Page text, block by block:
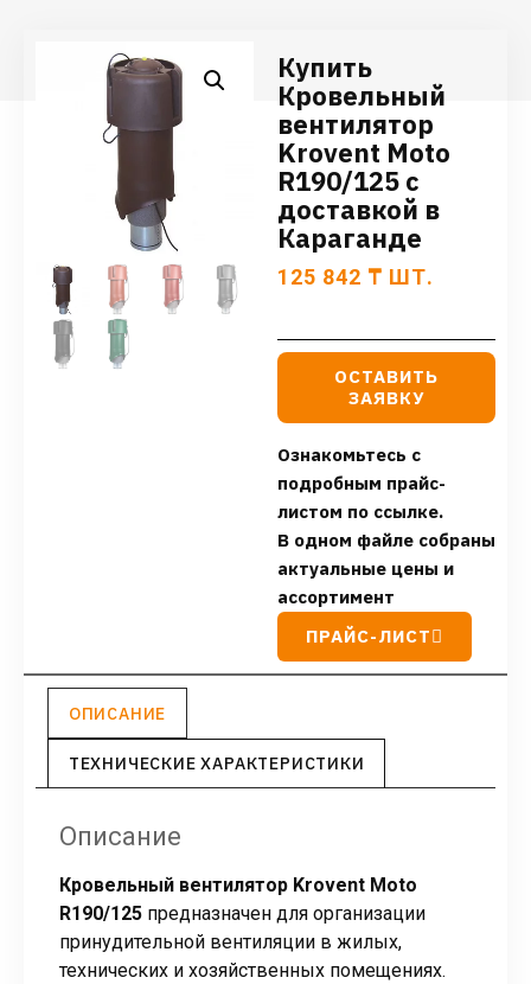
Купить
Кровельный
вентилятор
Krovent Moto
R190/125 с
доставкой в
Караганде
125 842 ₸ ШТ.
ОСТАВИТЬ
ЗАЯВКУ
Ознакомьтесь с
подробным прайс-
листом по ссылке.
В одном файле собраны
актуальные цены и
ассортимент
ПРАЙС-ЛИСТ
ОПИСАНИЕ
ТЕХНИЧЕСКИЕ ХАРАКТЕРИСТИКИ
Описание
Кровельный вентилятор Krovent Moto
R190/125 предназначен для организации
принудительной вентиляции в жилых,
технических и хозяйственных помещениях.